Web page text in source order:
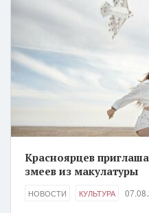
Красноярцев
змеев из макулатуры
НОВОСТИ КУЛЬТУРА